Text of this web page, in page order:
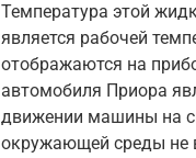
Температура этой
является рабочей
отображаются на
автомобиля Приора
движении машины на
окружающей среды не